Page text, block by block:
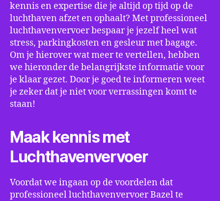
kennis en expertise die je altijd op tijd op de
luchthaven afzet en ophaalt? Met professioneel
luchthavenvervoer bespaar je jezelf heel wat
stress, parkingkosten en gesleur met bagage.
Om je hierover wat meer te vertellen, hebben
we hieronder de belangrijkste informatie voor
je klaar gezet. Door je goed te informeren weet
je zeker dat je niet voor verrassingen komt te
staan!
Maak kennis met
Luchthavenvervoer
Voordat we ingaan op de voordelen dat
professioneel luchthavenvervoer Bazel te